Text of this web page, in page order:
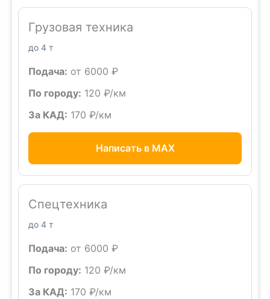
Грузовая техника
до 4 т
Подача: от 6000 ₽
По городу: 120 ₽/км
За КАД: 170 ₽/км
Написать в MAX
Спецтехника
до 4 т
Подача: от 6000 ₽
По городу: 120 ₽/км
За КАД: 170 ₽/км